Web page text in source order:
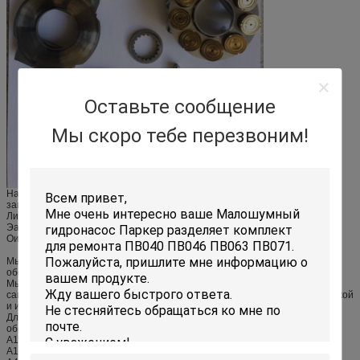
Оставьте сообщение
Мы скоро тебе перезвоним!
Наша поставка компании главным образом большинств виды известных
запасных частей брендов для Сауэр Данфосс, Рексротх, Сетерпиллар,
Линде, Хитачи, Каяба, Учида, Либерхэр, Дайкин, Кавасаки,
Эатон, Начи, Кубота, Тошиба, Кумацу, Джайл, Юкен, Паркер, Янмар,
Оильгеар, гидротехник етк Поклайн разделяют.
Мы также завещая к превращаясь новым продуктам согласовывая
обеспеченные образцы или чертежи для выполненного на заказ.
Мы всегда делаем наше самое лучшее для того чтобы снабдить наше
самое лучшее обслуживание каждое клиенты с нашими быстрой доставкой
и идеальным обслуживанием.
Для тележек конкретного насоса и тележек смесителя мы можем
обеспечить под моделями:
А11ВО130/А11ВО145/А11ВО190/А11ВО260/А11ВЛО145/А11ВЛО190/
А11ВЛО130/А11ВЛО260